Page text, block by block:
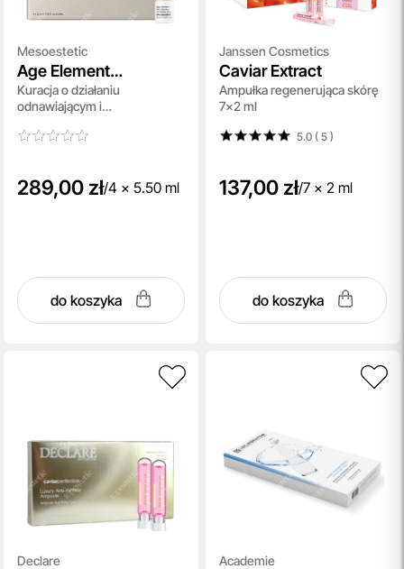
Mesoestetic
Age Element
Brightening Complex
Plus
Kuracja o działaniu
odnawiającym i
289,00 zł/4 x 5.50 ml
do koszyka
Janssen Cosmetics
Caviar Extract
Ampułka regenerująca skórę
7x2 ml
5.0 ( 5)
137,00 zł/7 x 2 ml
do koszyka
Declare Academie